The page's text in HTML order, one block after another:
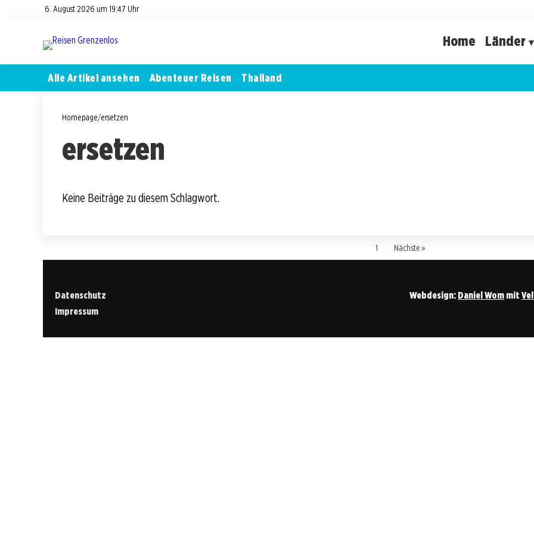
6. August 2026 um 19:47 Uhr
Home Länder
Alle Artikel ansehen Abenteuer Reisen Thailand
Homepage/ersetzen
ersetzen
Keine Beiträge zu diesem Schlagwort.
1 Nächste »
Datenschutz
Impressum
Webdesign: Daniel Wom mit